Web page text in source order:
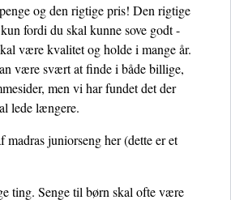
og den rigtige pris! Den rigtige
fordi du skal kunne sove godt -
være kvalitet og holde i mange år.
være svært at finde i både billige,
men vi har fundet det der
lede længere.
madras juniorseng her(dette er et
ting. Senge til børn skal ofte være